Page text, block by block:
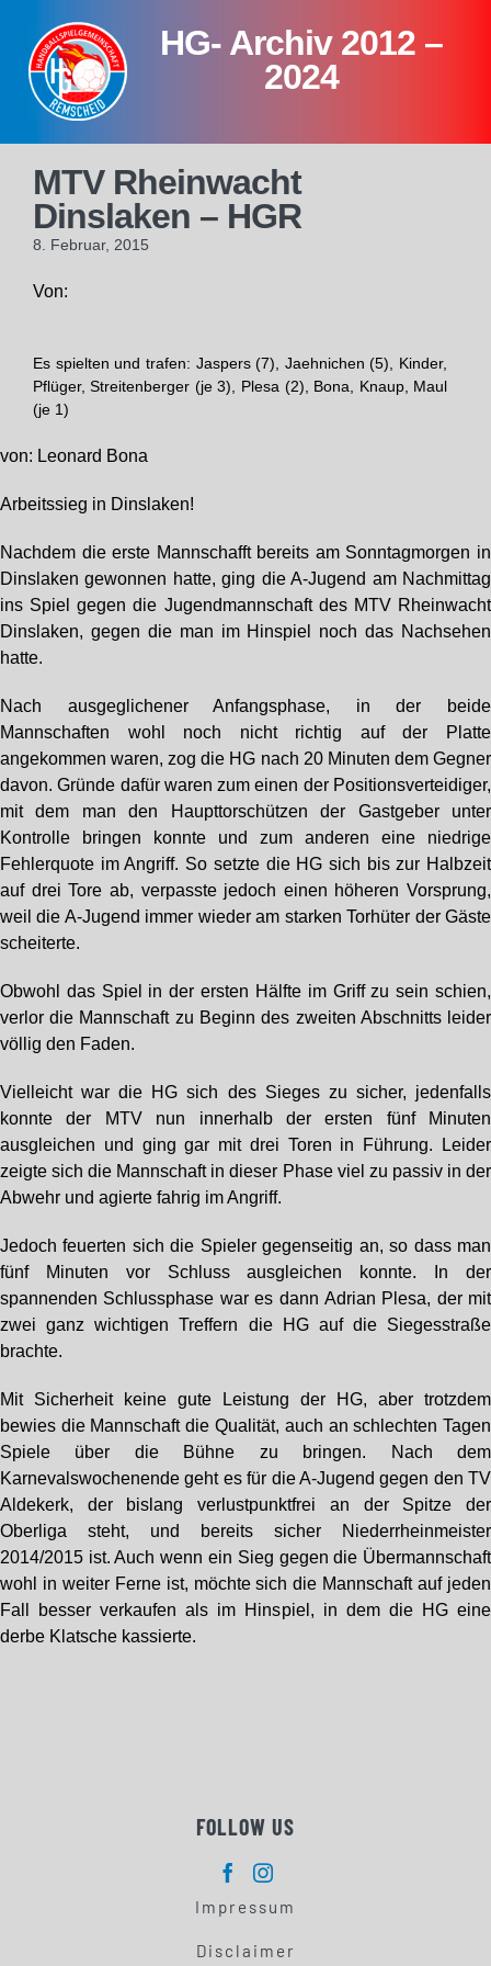
content
HG- Archiv 2012 –
2024
MTV Rheinwacht
Dinslaken – HGR
8. Februar, 2015
Von:
Es spielten und trafen: Jaspers (7), Jaehnichen (5), Kinder,
Pflüger, Streitenberger (je 3), Plesa (2), Bona, Knaup, Maul
(je 1)
von: Leonard Bona
Arbeitssieg in Dinslaken!
Nachdem die erste Mannschafft bereits am Sonntagmorgen in
Dinslaken gewonnen hatte, ging die A-Jugend am Nachmittag
ins Spiel gegen die Jugendmannschaft des MTV Rheinwacht
Dinslaken, gegen die man im Hinspiel noch das Nachsehen
hatte.
Nach ausgeglichener Anfangsphase, in der beide
Mannschaften wohl noch nicht richtig auf der Platte
angekommen waren, zog die HG nach 20 Minuten dem Gegner
davon. Gründe dafür waren zum einen der Positionsverteidiger,
mit dem man den Haupttorschützen der Gastgeber unter
Kontrolle bringen konnte und zum anderen eine niedrige
Fehlerquote im Angriff. So setzte die HG sich bis zur Halbzeit
auf drei Tore ab, verpasste jedoch einen höheren Vorsprung,
weil die A-Jugend immer wieder am starken Torhüter der Gäste
scheiterte.
Obwohl das Spiel in der ersten Hälfte im Griff zu sein schien,
verlor die Mannschaft zu Beginn des zweiten Abschnitts leider
völlig den Faden.
Vielleicht war die HG sich des Sieges zu sicher, jedenfalls
konnte der MTV nun innerhalb der ersten fünf Minuten
ausgleichen und ging gar mit drei Toren in Führung. Leider
zeigte sich die Mannschaft in dieser Phase viel zu passiv in der
Abwehr und agierte fahrig im Angriff.
Jedoch feuerten sich die Spieler gegenseitig an, so dass man
fünf Minuten vor Schluss ausgleichen konnte. In der
spannenden Schlussphase war es dann Adrian Plesa, der mit
zwei ganz wichtigen Treffern die HG auf die Siegesstraße
brachte.
Mit Sicherheit keine gute Leistung der HG, aber trotzdem
bewies die Mannschaft die Qualität, auch an schlechten Tagen
Spiele über die Bühne zu bringen. Nach dem
Karnevalswochenende geht es für die A-Jugend gegen den TV
Aldekerk, der bislang verlustpunktfrei an der Spitze der
Oberliga steht, und bereits sicher Niederrheinmeister
2014/2015 ist. Auch wenn ein Sieg gegen die Übermannschaft
wohl in weiter Ferne ist, möchte sich die Mannschaft auf jeden
Fall besser verkaufen als im Hinspiel, in dem die HG eine
derbe Klatsche kassierte.
FOLLOW US
Impressum
Disclaimer